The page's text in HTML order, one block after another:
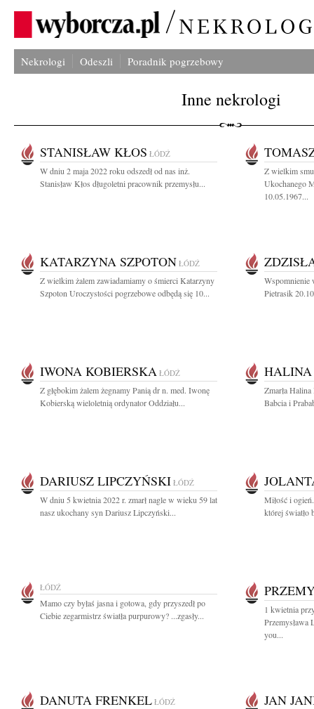
Nekrologi Odeszli Poradnik pogrzebowy
Inne nekrologi
STANISŁAW KŁOS ŁÓDŹ
W dniu 2 maja 2022 roku odszedł od nas inż.
Stanisław Kłos długoletni pracownik przemysłu...
Z wielkim
Ukochanego
10.05.1967...
KATARZYNA SZPOTON ŁÓDŹ
Z wielkim żalem zawiadamiamy o śmierci Katarzyny
Szpoton Uroczystości pogrzebowe odbędą się 10...
Wspomnienie
Pietrasik
IWONA KOBIERSKA ŁÓDŹ
Z głębokim żalem żegnamy Panią dr n. med. Iwonę
Kobierską wieloletnią ordynator Oddziału...
HALINA
Zmarła
Babcia i
DARIUSZ LIPCZYŃSKI ŁÓDŹ
W dniu 5 kwietnia 2022 r. zmarł nagle w wieku 59 lat
nasz ukochany syn Dariusz Lipczyński...
Miłość i
której światło
ŁÓDŹ
Mamo czy byłaś jasna i gotowa, gdy przyszedł po
Ciebie zegarmistrz światła purpurowy? ...zgasły...
1 kwietnia
Przemysława
you...
DANUTA FRENKEL ŁÓDŹ JAN